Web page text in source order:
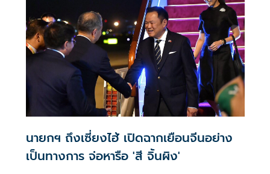
โอกาสวันเฉลิมพระชนมพรรษา 28 กรกฏาคม 2569 นี้ ซึ่งนายก
รัฐมนตรีได้กล่าวชื่นชมและขอบคุณรัฐบาลจีนในการถวายการ
ต้อนรับ
นายกฯ ถึงเซี่ยงไฮ้ เปิดฉากเยือนจีนอย่าง
เป็นทางการ จ่อหารือ 'สี จิ้นผิง'